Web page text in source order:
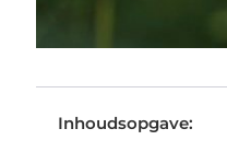
Inhoudsopgave: